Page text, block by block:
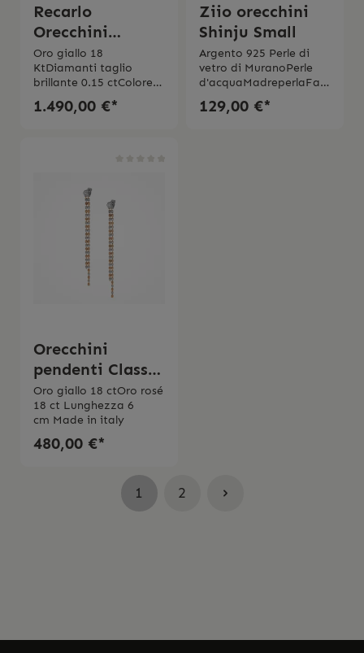
Recarlo
Orecchini
Anniversary
Glam 0.15 ct
Oro giallo 18
KtDiamanti taglio
brillante 0.15 ctColore
1.490,00 €*
Ziio orecchini
Shinju Small
Argento 925 Perle di
vetro di MuranoPerle
d'acquaMadreperlaFatt
e a manoMade in
Italy Garanzia di 2
129,00 €*
Orecchini
pendenti Classy
bicolor
Oro giallo 18 ctOro rosé
18 ct Lunghezza 6
cm Made in italy
480,00 €*
1 2